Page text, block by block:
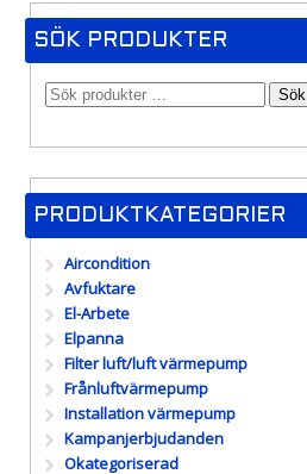
SÖK PRODUKTER
Sök
PRODUKTKATEGORIER
Aircondition
Avfuktare
El-Arbete
Elpanna
Filter luft/luft värmepump
Frånluftvärmepump
Installation värmepump
Kampanjerbjudanden
Okategoriserad